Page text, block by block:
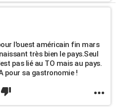
l'ouest américain fin mars
très bien le pays.Seul
pas lié au TO mais au pays.
pour sa gastronomie !